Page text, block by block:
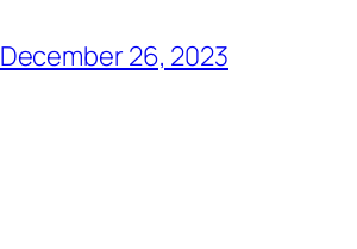
December 26, 2023